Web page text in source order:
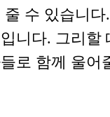
줄 수 있습니
니다. 그리할
로 함께 울어